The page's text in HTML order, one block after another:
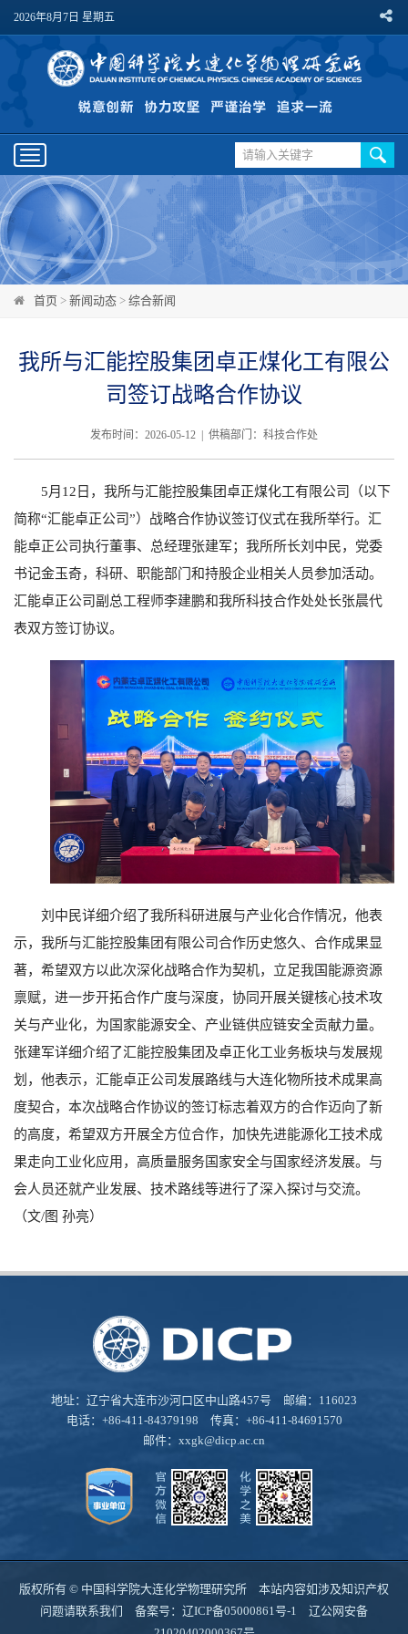
2026年8月7日 星期五
Toggle
navigation
首页 > 新闻动态 > 综合新闻
我所与汇能控股集团卓正煤化工有限公
司签订战略合作协议
发布时间：2026-05-12 | 供稿部门：科技合作处
5月12日，我所与汇能控股集团卓正煤化工有限公司（以下
简称“汇能卓正公司”）战略合作协议签订仪式在我所举行。汇
能卓正公司执行董事、总经理张建军；我所所长刘中民，党委
书记金玉奇，科研、职能部门和持股企业相关人员参加活动。
汇能卓正公司副总工程师李建鹏和我所科技合作处处长张晨代
表双方签订协议。
刘中民详细介绍了我所科研进展与产业化合作情况，他表
示，我所与汇能控股集团有限公司合作历史悠久、合作成果显
著，希望双方以此次深化战略合作为契机，立足我国能源资源
禀赋，进一步开拓合作广度与深度，协同开展关键核心技术攻
关与产业化，为国家能源安全、产业链供应链安全贡献力量。
张建军详细介绍了汇能控股集团及卓正化工业务板块与发展规
划，他表示，汇能卓正公司发展路线与大连化物所技术成果高
度契合，本次战略合作协议的签订标志着双方的合作迈向了新
的高度，希望双方开展全方位合作，加快先进能源化工技术成
果走向工业化应用，高质量服务国家安全与国家经济发展。与
会人员还就产业发展、技术路线等进行了深入探讨与交流。
（文/图 孙亮）
地址：辽宁省大连市沙河口区中山路457号 邮编：116023
电话：+86-411-84379198 传真：+86-411-84691570
邮件： xxgk@dicp.ac.cn
版权所有 © 中国科学院大连化学物理研究所 本站内容如涉及知识产权
问题请联系我们 备案号： 辽ICP备05000861号-1
辽公网安备